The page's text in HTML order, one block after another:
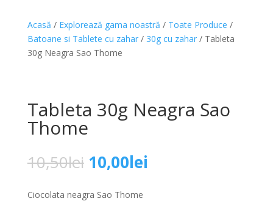
Acasă / Explorează gama noastră / Toate Produce /
Batoane si Tablete cu zahar/ 30g cu zahar/ Tableta
30g Neagra Sao Thome
Tableta 30g Neagra Sao
Thome
10,50lei Prețul
inițial
a
fost:
10,00lei
Ciocolata neagra Sao Thome